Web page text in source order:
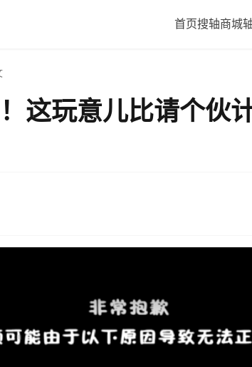
首页搜轴商城
这玩意儿比请个伙